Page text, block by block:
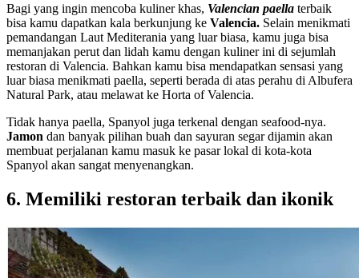
Bagi yang ingin mencoba kuliner khas, Valencian paella terbaik
bisa kamu dapatkan kala berkunjung ke Valencia. Selain menikmati
pemandangan Laut Mediterania yang luar biasa, kamu juga bisa
memanjakan perut dan lidah kamu dengan kuliner ini di sejumlah
restoran di Valencia. Bahkan kamu bisa mendapatkan sensasi yang
luar biasa menikmati paella, seperti berada di atas perahu di Albufera
Natural Park, atau melawat ke Horta of Valencia.
Tidak hanya paella, Spanyol juga terkenal dengan seafood-nya.
Jamon dan banyak pilihan buah dan sayuran segar dijamin akan
membuat perjalanan kamu masuk ke pasar lokal di kota-kota
Spanyol akan sangat menyenangkan.
6. Memiliki restoran terbaik dan ikonik